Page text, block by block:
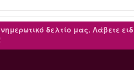
δελτίο μας. Λάβετε